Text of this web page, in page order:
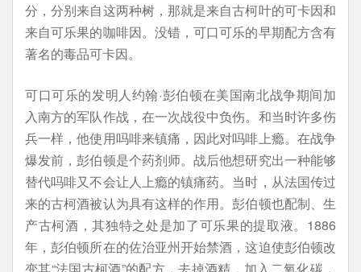
分，分别来自这两种树，那就是来自古柯叶的可卡因和
来自可乐果的咖啡因。没错，可口可乐的早期配方含有
著名的毒品可卡因。
可口可乐的发明人约翰·彭伯顿在美国南北战争期间加
入南方的军队作战，在一次战役中负伤。和当时许多伤
兵一样，他使用吗啡来镇痛，因此对吗啡上瘾。在战争
爆发前，彭伯顿是个药剂师。战后他想研究出一种能够
替代吗啡又不会让人上瘾的镇痛药。当时，从法国传过
来的古柯酒被认为具有这样的作用。彭伯顿也配制、生
产古柯酒，其独特之处是加了可乐果的提取液。1886
年，彭伯顿所在的佐治亚州开始禁酒，这迫使彭伯顿改